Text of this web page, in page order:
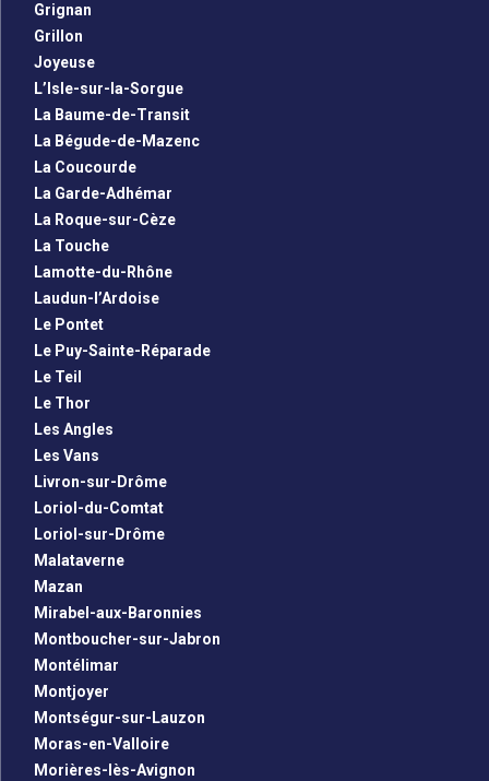
Grignan
Grillon
Joyeuse
L’Isle-sur-la-Sorgue
La Baume-de-Transit
La Bégude-de-Mazenc
La Coucourde
La Garde-Adhémar
La Roque-sur-Cèze
La Touche
Lamotte-du-Rhône
Laudun-l’Ardoise
Le Pontet
Le Puy-Sainte-Réparade
Le Teil
Le Thor
Les Angles
Les Vans
Livron-sur-Drôme
Loriol-du-Comtat
Loriol-sur-Drôme
Malataverne
Mazan
Mirabel-aux-Baronnies
Montboucher-sur-Jabron
Montélimar
Montjoyer
Montségur-sur-Lauzon
Moras-en-Valloire
Morières-lès-Avignon